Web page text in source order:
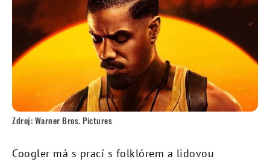
Zdroj: Warner Bros. Pictures
Coogler má s prací s folklórem a lidovou